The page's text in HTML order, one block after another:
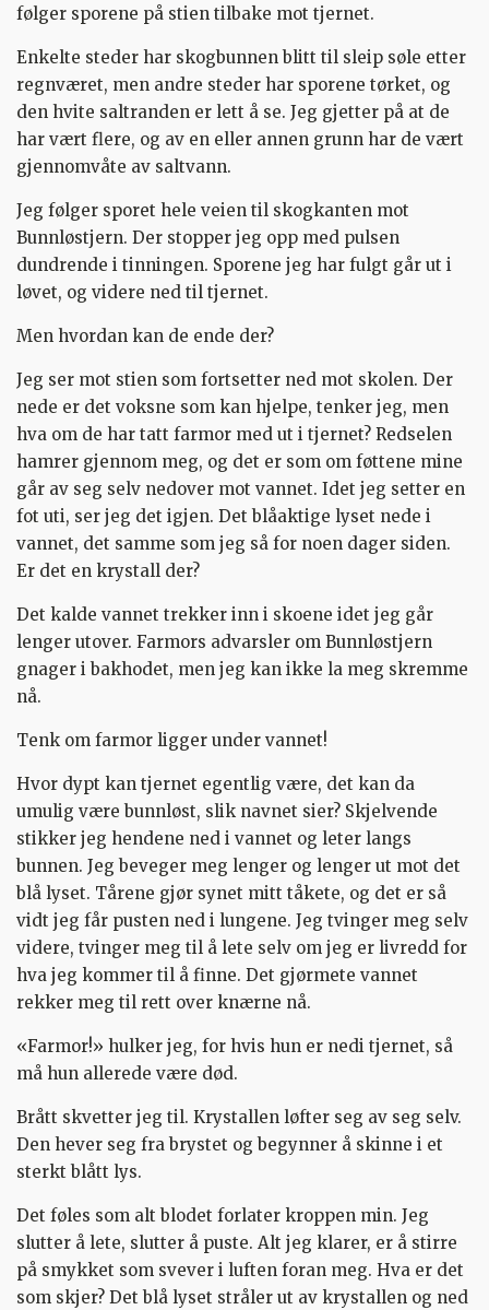
følger sporene på stien tilbake mot tjernet.
Enkelte steder har skogbunnen blitt til sleip søle etter
regnværet, men andre steder har sporene tørket, og
den hvite saltranden er lett å se. Jeg gjetter på at de
har vært flere, og av en eller annen grunn har de vært
gjennomvåte av saltvann.
Jeg følger sporet hele veien til skogkanten mot
Bunnløstjern. Der stopper jeg opp med pulsen
dundrende i tinningen. Sporene jeg har fulgt går ut i
løvet, og videre ned til tjernet.
Men hvordan kan de ende der?
Jeg ser mot stien som fortsetter ned mot skolen. Der
nede er det voksne som kan hjelpe, tenker jeg, men
hva om de har tatt farmor med ut i tjernet? Redselen
hamrer gjennom meg, og det er som om føttene mine
går av seg selv nedover mot vannet. Idet jeg setter en
fot uti, ser jeg det igjen. Det blåaktige lyset nede i
vannet, det samme som jeg så for noen dager siden.
Er det en krystall der?
Det kalde vannet trekker inn i skoene idet jeg går
lenger utover. Farmors advarsler om Bunnløstjern
gnager i bakhodet, men jeg kan ikke la meg skremme
nå.
Tenk om farmor ligger under vannet!
Hvor dypt kan tjernet egentlig være, det kan da
umulig være bunnløst, slik navnet sier? Skjelvende
stikker jeg hendene ned i vannet og leter langs
bunnen. Jeg beveger meg lenger og lenger ut mot det
blå lyset. Tårene gjør synet mitt tåkete, og det er så
vidt jeg får pusten ned i lungene. Jeg tvinger meg selv
videre, tvinger meg til å lete selv om jeg er livredd for
hva jeg kommer til å finne. Det gjørmete vannet
rekker meg til rett over knærne nå.
«Farmor!» hulker jeg, for hvis hun er nedi tjernet, så
må hun allerede være død.
Brått skvetter jeg til. Krystallen løfter seg av seg selv.
Den hever seg fra brystet og begynner å skinne i et
sterkt blått lys.
Det føles som alt blodet forlater kroppen min. Jeg
slutter å lete, slutter å puste. Alt jeg klarer, er å stirre
på smykket som svever i luften foran meg. Hva er det
som skjer? Det blå lyset stråler ut av krystallen og ned